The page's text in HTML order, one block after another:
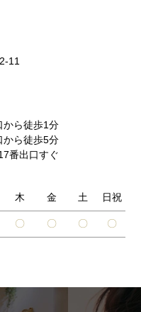
11
から徒歩1分
から徒歩5分
番出口すぐ
木 金 土 日祝
〇 〇 〇 〇